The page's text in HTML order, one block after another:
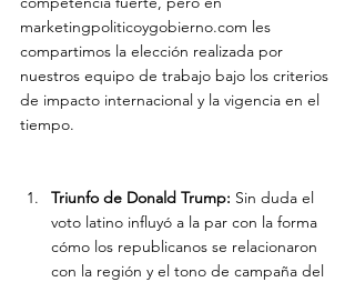
marketingpoliticoygobierno.com les
compartimos la elección realizada por
nuestros equipo de trabajo bajo los criterios
de impacto internacional y la vigencia en el
tiempo.
Triunfo de Donald Trump: Sin duda el
voto latino influyó a la par con la forma
cómo los republicanos se relacionaron
con la región y el tono de campaña del